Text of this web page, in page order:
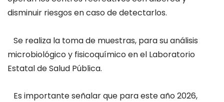
disminuir riesgos en caso de detectarlos.
Se realiza la toma de muestras, para su análisis
microbiológico y fisicoquímico en el Laboratorio
Estatal de Salud Pública.
Es importante señalar que para este año 2026,